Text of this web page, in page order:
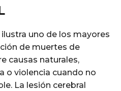
uno de los mayores
de muertes de
causas naturales,
o violencia cuando no
La lesión cerebral